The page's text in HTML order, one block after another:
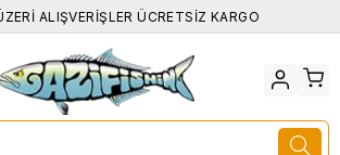
ALIŞVERİŞLER ÜCRETSİZ KARGO